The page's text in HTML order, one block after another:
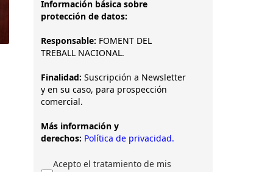
Información básica sobre
protección de datos:
Responsable: FOMENT DEL
TREBALL NACIONAL.
Finalidad: Suscripción a Newsletter
y en su caso, para prospección
comercial.
Más información y
derechos: Política de privacidad.
Acepto el tratamiento de mis